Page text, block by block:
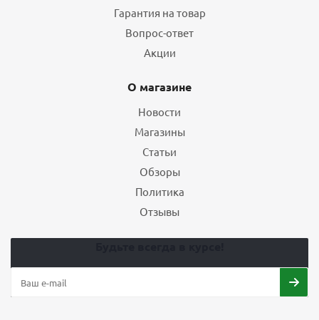
Гарантия на товар
Вопрос-ответ
Акции
О магазине
Новости
Магазины
Статьи
Обзоры
Политика
Отзывы